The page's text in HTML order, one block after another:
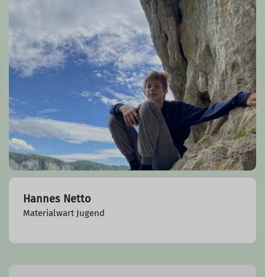
Hannes Netto
Materialwart Jugend